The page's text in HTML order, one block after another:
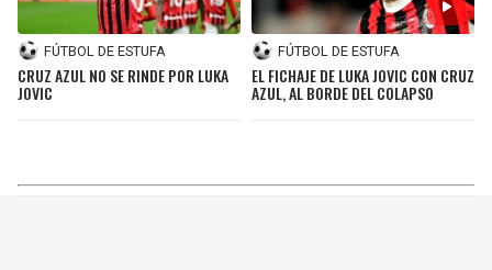
FÚTBOL DE ESTUFA
CRUZ AZUL NO SE RINDE POR LUKA
JOVIC
FÚTBOL DE ESTUFA
EL FICHAJE DE LUKA JOVIC CON CRUZ
AZUL, AL BORDE DEL COLAPSO